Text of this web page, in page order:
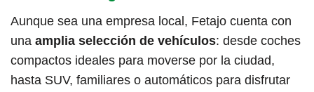
Aunque sea una empresa local, Fetajo cuenta con
una amplia selección de vehículos: desde coches
compactos ideales para moverse por la ciudad,
hasta SUV, familiares o automáticos para disfrutar